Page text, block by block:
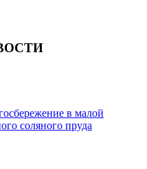
в малой
соляного пруда